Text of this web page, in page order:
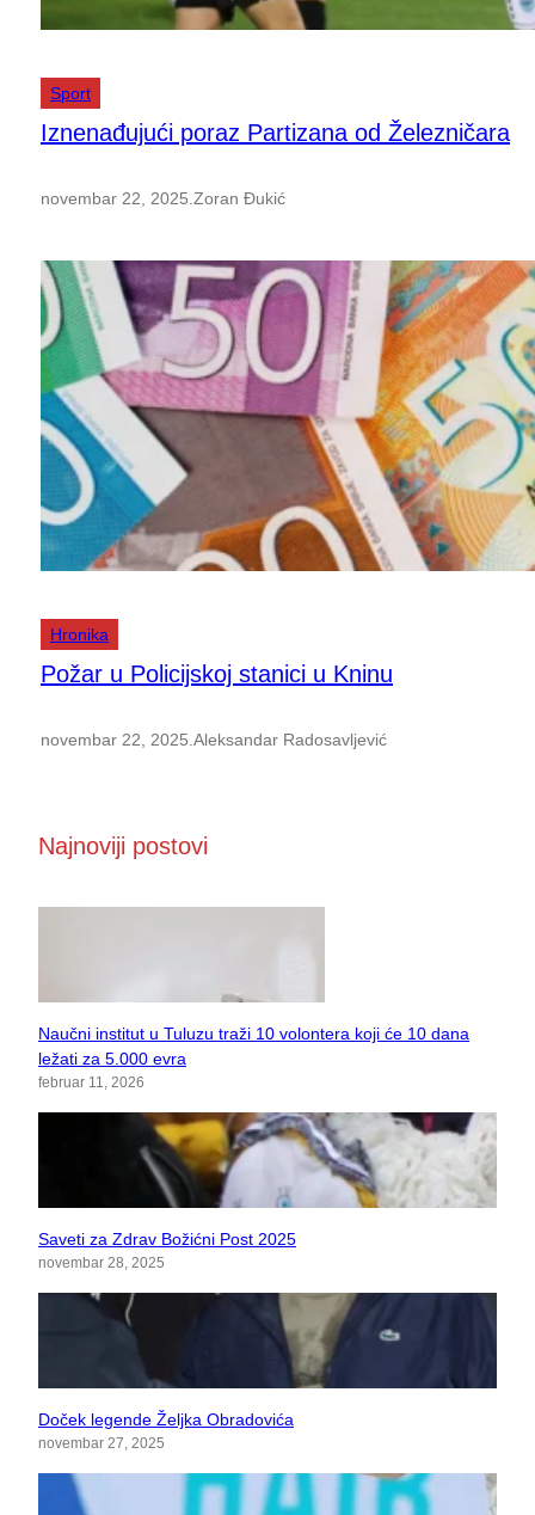
Sport
Iznenađujući poraz Partizana od Železničara
novembar 22, 2025 Zoran Đukić
Hronika
Požar u Policijskoj stanici u Kninu
novembar 22, 2025 Aleksandar Radosavljević
Najnoviji postovi
Naučni institut u Tuluzu traži 10 volontera koji će 10 dana
ležati za 5.000 evra
februar 11, 2026
Saveti za Zdrav Božićni Post 2025
novembar 28, 2025
Doček legende Željka Obradovića
novembar 27, 2025